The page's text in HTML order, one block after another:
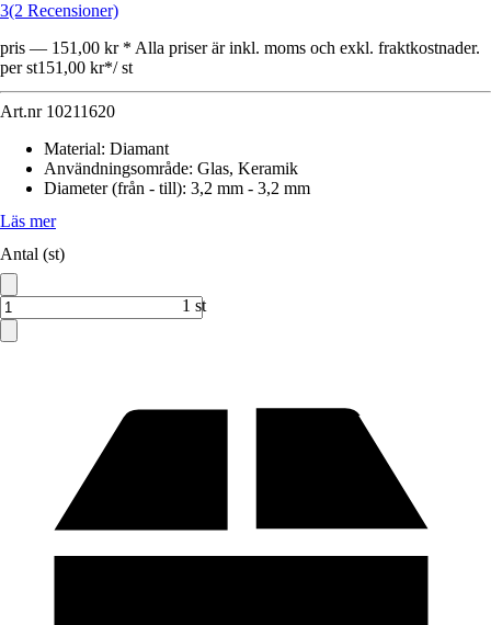
3(2 Recensioner)
pris — 151,00 kr * Alla priser är inkl. moms och exkl. fraktkostnader.
per st151,00 kr*/ st
Art.nr 10211620
Material: Diamant
Användningsområde: Glas, Keramik
Diameter (från - till): 3,2 mm - 3,2 mm
Läs mer
Antal (st)
1 st